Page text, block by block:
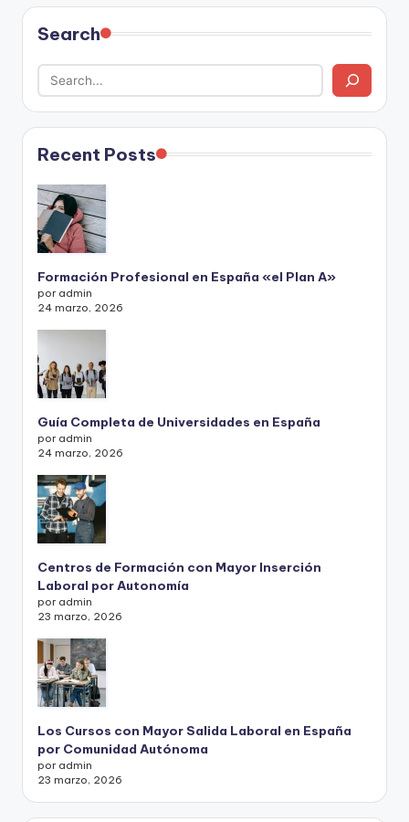
Search
Recent Posts
Formación Profesional en España «el Plan A»
por admin
24 marzo, 2026
Guía Completa de Universidades en España
por admin
24 marzo, 2026
Centros de Formación con Mayor Inserción
Laboral por Autonomía
por admin
23 marzo, 2026
Los Cursos con Mayor Salida Laboral en España
por Comunidad Autónoma
por admin
23 marzo, 2026